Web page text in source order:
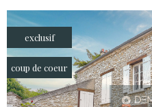
exclusif
coup de coeur